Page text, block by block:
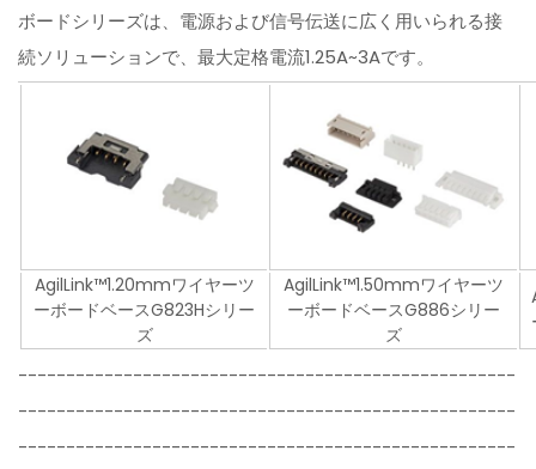
ボードシリーズは、電源および信号伝送に広く用いられる接
続ソリューションで、最大定格電流1.25A~3Aです。
AgilLink™1.20mmワイヤーツ
ーボードベースG823Hシリー
ズ
AgilLink™1.50mmワイヤーツ
ーボードベースG886シリー
ズ
----------------------------------------------------
----------------------------------------------------
----------------------------------------------------